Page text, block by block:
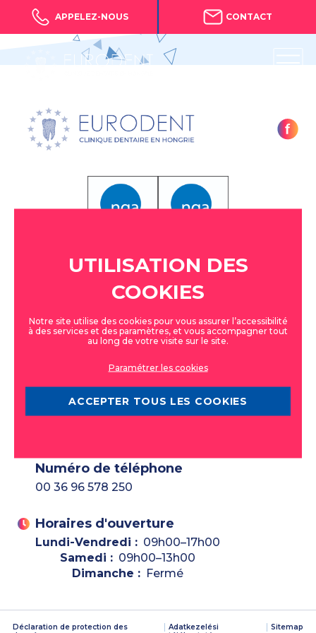
APPELEZ-NOUS CONTACT
Mosonmagyaróvár,
Győrikapu utca 7.
Numéro de téléphone
00 36 96 578 250
Horaires d'ouverture
Lundi-Vendredi : 09h00–17h00
Samedi : 09h00–13h00
Dimanche : Fermé
Déclaration de protection des
Adatkezelési
Sitemap
UTILISATION DES
COOKIES
Notre site utilise des cookies pour vous assurer l’accessibilité
à des services et des paramètres, et vous accompagner tout
au long de votre visite sur le site.
Paramétrer les cookies
ACCEPTER TOUS LES COOKIES